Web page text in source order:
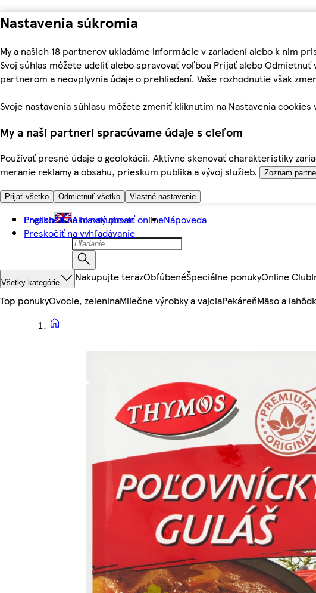
Nastavenia súkromia
My a našich 18 partnerov ukladáme informácie v zariadení alebo k nim
Svoj súhlas môžete udeliť alebo spravovať voľbou Prijať alebo
partnerom a neovplyvnia údaje o prehliadaní. Vaše rozhodnutie však
Svoje nastavenia súhlasu môžete zmeniť kliknutím na Nastavenia
My a naši partneri spracúvame údaje s cieľom
Používať presné údaje o geolokácii. Aktívne skenovať charakteristiky
meranie reklamy a obsahu, prieskum publika a vývoj služieb.
Zoznam
Prijať všetko Odmietnuť všetko Vlastné nastavenie
Preskočiť na hlavný obsah
Preskočiť na vyhľadávanie
English Ako nakupovať onlineNápoveda
Všetky kategórie Nakupujte terazObľúbenéŠpeciálne ponukyOnline Club
Top ponukyOvocie, zeleninaMliečne výrobky a vajciaPekáreňMäso a